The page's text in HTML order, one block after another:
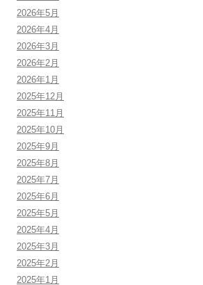
2026年5月
2026年4月
2026年3月
2026年2月
2026年1月
2025年12月
2025年11月
2025年10月
2025年9月
2025年8月
2025年7月
2025年6月
2025年5月
2025年4月
2025年3月
2025年2月
2025年1月